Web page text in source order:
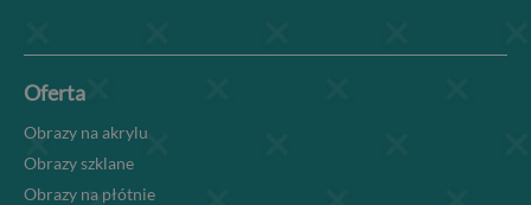
Oferta
Obrazy na akrylu
Obrazy szklane
Obrazy na płótnie